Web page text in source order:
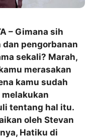
– Gimana sih
pengorbanan
sekali? Marah,
merasakan
kamu sudah
tentang hal itu.
oleh Stevan
Hatiku di